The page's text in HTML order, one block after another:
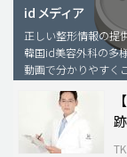
脂肪注入(アンチエイジ
豊胸手術・バストアップ
プチ整形
脂肪吸引 (大容量)
メンズ整形
id メディア
正しい整形情報の提
韓国id美容外科の多
動画で分かりやすく